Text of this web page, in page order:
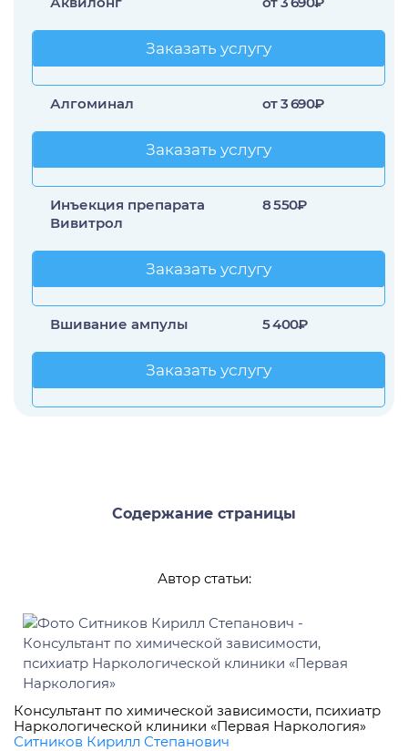
Заказать услугу
Заказать услугу
Алгоминал от 3 690₽
Заказать услугу
Заказать услугу
Инъекция препарата
Вивитрол
8 550₽
Заказать услугу
Заказать услугу
Вшивание ампулы 5 400₽
Заказать услугу
Заказать услугу
Содержание страницы
Автор статьи:
Консультант по химической зависимости, психиатр
Наркологической клиники «Первая Наркология»
Ситников Кирилл Степанович